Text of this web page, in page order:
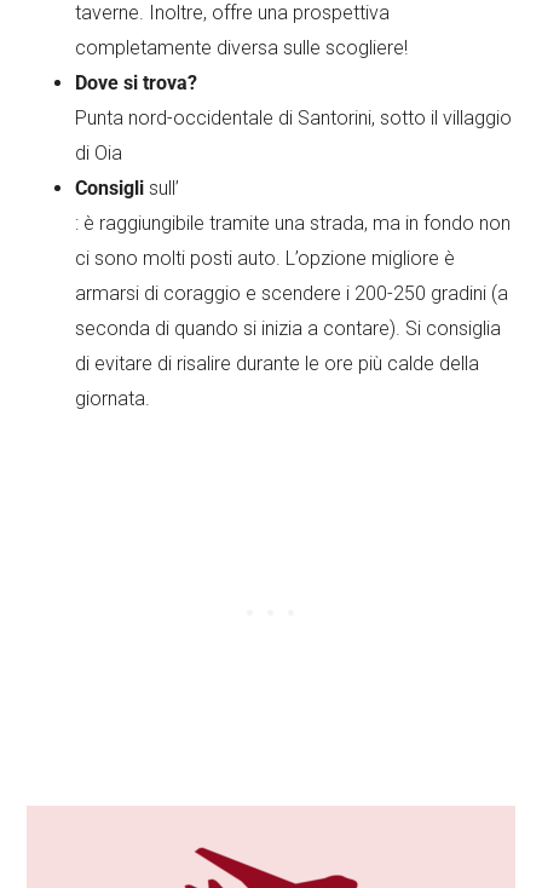
taverne. Inoltre, offre una prospettiva
completamente diversa sulle scogliere!
Dove si trova?
Punta nord-occidentale di Santorini, sotto il villaggio
di Oia
Consigli sull’
: è raggiungibile tramite una strada, ma in fondo non
ci sono molti posti auto. L’opzione migliore è
armarsi di coraggio e scendere i 200-250 gradini (a
seconda di quando si inizia a contare). Si consiglia
di evitare di risalire durante le ore più calde della
giornata.